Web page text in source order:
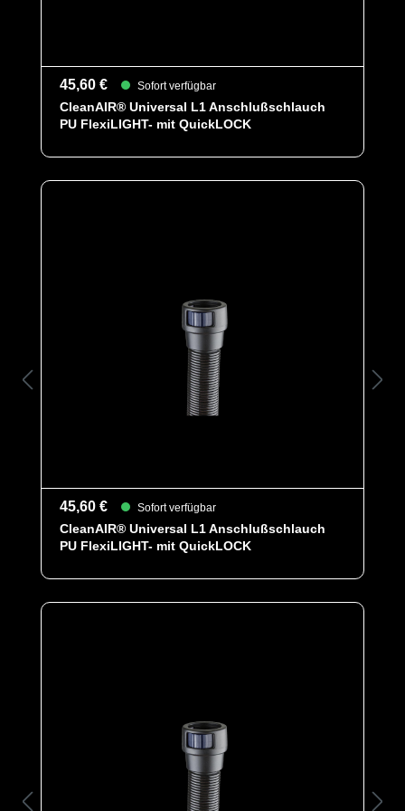
45,60 € Sofort verfügbar
CleanAIR® Universal L1 Anschlußschlauch
PU FlexiLIGHT- mit QuickLOCK
45,60 € Sofort verfügbar
CleanAIR® Universal L1 Anschlußschlauch
PU FlexiLIGHT- mit QuickLOCK